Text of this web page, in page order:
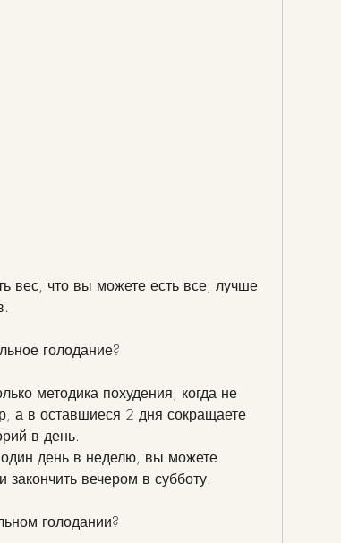
голодание?
методика похудения, когда не
а в оставшиеся 2 дня сокращаете
в день.
день в неделю, вы можете
закончить вечером в субботу.
голодании?